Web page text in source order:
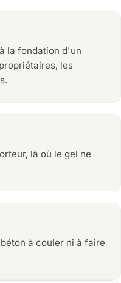
la fondation d'un
les
là où le gel ne
à couler ni à faire